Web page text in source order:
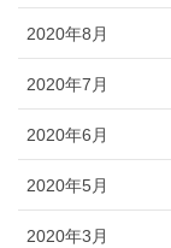
2020年8月
2020年7月
2020年6月
2020年5月
2020年3月